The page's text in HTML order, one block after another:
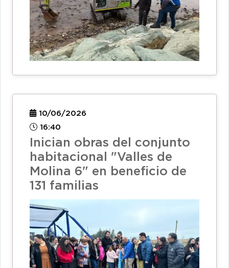
10/06/2026
16:40
Inician obras del conjunto
habitacional "Valles de
Molina 6" en beneficio de
131 familias